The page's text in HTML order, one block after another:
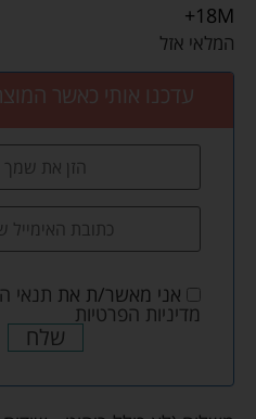
18M+
המלאי אזל
עדכנו אותי כאשר
אני מאשר/ת את תנאי
מדיניות הפרטיות
שלח